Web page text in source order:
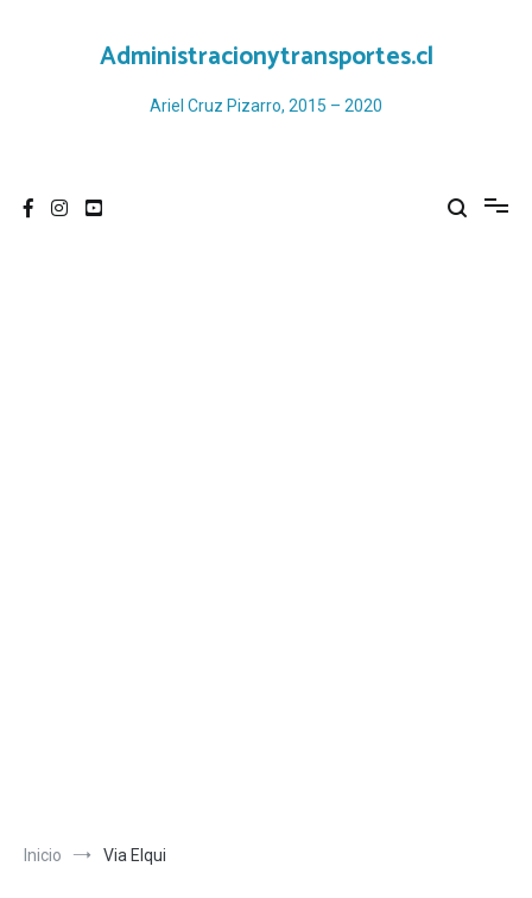
Administracionytransportes.cl
Ariel Cruz Pizarro, 2015 – 2020
Inicio Via Elqui